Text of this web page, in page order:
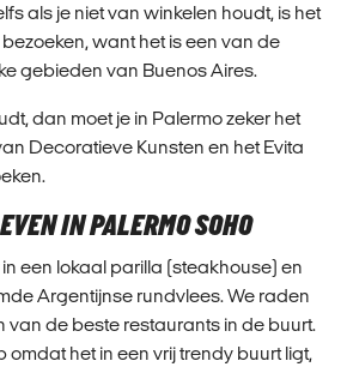
als je niet van winkelen houdt, is het
want het is een van de
gebieden van Buenos Aires.
dan moet je in Palermo zeker het
Decoratieve Kunsten en het Evita
IN PALERMO SOHO
een lokaal parilla (steakhouse) en
Argentijnse rundvlees. We raden
van de beste restaurants in de buurt.
omdat het in een vrij trendy buurt ligt,